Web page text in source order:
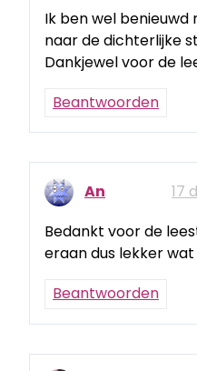
Ik ben wel benieuwd
naar de dichterlijke
Dankjewel voor de
Beantwoorden
An
17
Bedankt voor de
eraan dus lekker
Beantwoorden